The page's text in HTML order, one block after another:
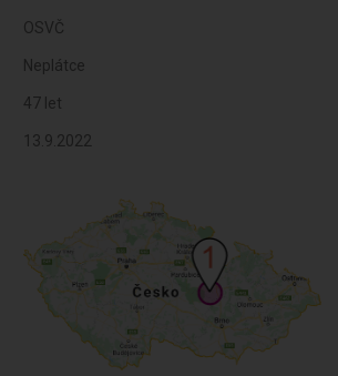
OSVČ
Neplátce
47 let
13.9.2022